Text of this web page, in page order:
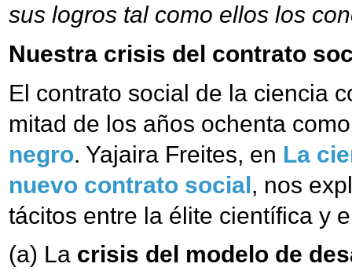
sus logros tal como ellos los
Nuestra crisis del contrato
El contrato social de la ciencia
mitad de los años ochenta
negro. Yajaira Freites, en La
nuevo contrato social, nos
tácitos entre la élite científica y
(a) La crisis del modelo de